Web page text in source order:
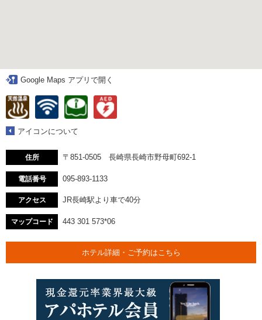
Google Maps アプリで開く
アイコンについて
住所 〒851-0505 長崎県長崎市野母町692-1
電話番号 095-893-1133
アクセス JR長崎駅より車で40分
マップコード 443 301 573*06
ホテル詳細・ご予約はこちら